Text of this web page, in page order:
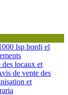
lsp bordj el
locaux et
de vente des
et